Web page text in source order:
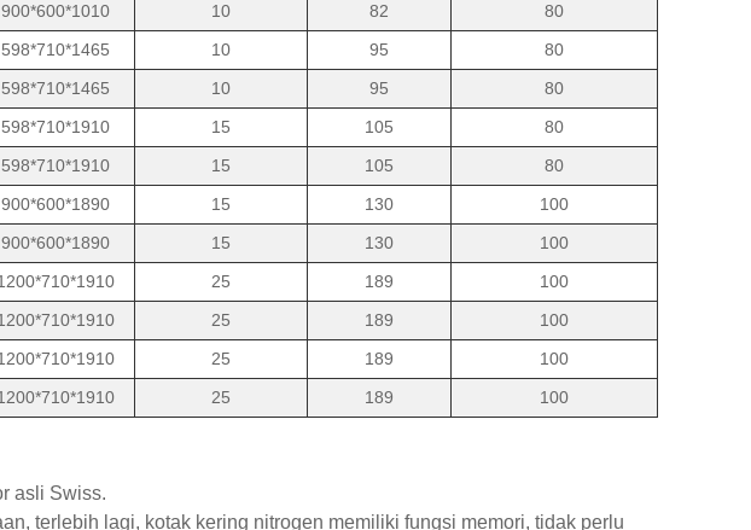
900*600*1010 10 82
80
598*710*1465 10 95
80
598*710*1465 10 95
80
598*710*1910 15 105
80
598*710*1910 15 105
80
900*600*1890 15 130
100
900*600*1890 15 130
100
25 189
100
25 189
100
25 189
100
25 189 100
asli Swiss.
terlebih lagi, kotak kering nitrogen memiliki fungsi memori, tidak perlu